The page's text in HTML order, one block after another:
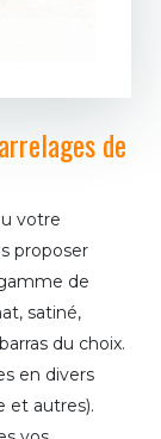
de
votre
proposer
de
satiné,
du choix.
en divers
et autres).